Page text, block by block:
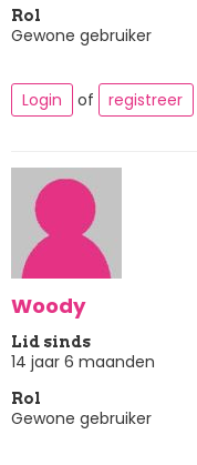
Rol
Gewone gebruiker
Login of registreer
Woody
Lid sinds
14 jaar 6 maanden
Rol
Gewone gebruiker